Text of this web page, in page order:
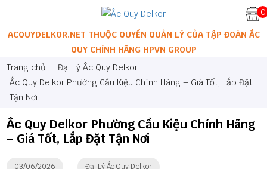
0
ACQUYDELKOR.NET THUỘC QUYỀN QUẢN LÝ CỦA TẬP ĐOÀN ẮC
QUY CHÍNH HÃNG HPVN GROUP
Trang chủ
Đại Lý Ắc Quy Delkor
Ắc Quy Delkor Phường Cầu Kiệu Chính Hãng – Giá Tốt, Lắp Đặt
Tận Nơi
Ắc Quy Delkor Phường Cầu Kiệu Chính Hãng
– Giá Tốt, Lắp Đặt Tận Nơi
03/06/2026 Đại Lý Ắc Quy Delkor